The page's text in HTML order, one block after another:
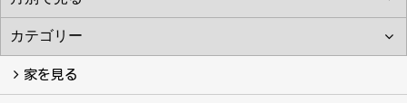
家を見る